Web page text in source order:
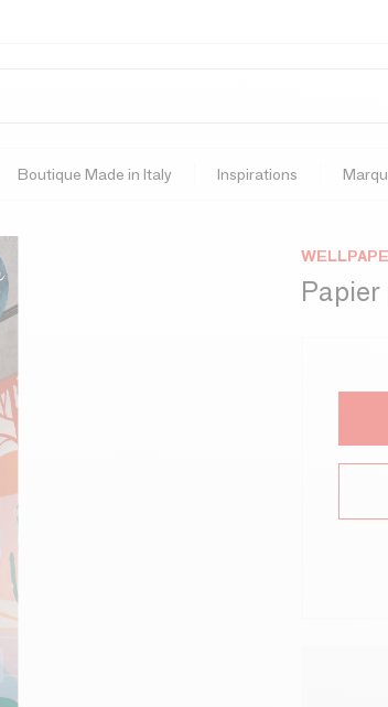
Boutique Made in Italy Inspirations
Papier